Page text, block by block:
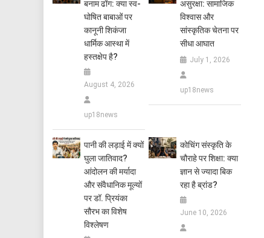
बनाम ढोंग: क्या स्व-
घोषित बाबाओं पर
कानूनी शिकंजा
धार्मिक आस्था में
हस्तक्षेप है?
August 4, 2026
up18news
असुरक्षा: सामाजिक
विश्वास और
सांस्कृतिक चेतना पर
सीधा आघात
July 1, 2026
up18news
पानी की लड़ाई में क्यों
घुला जातिवाद?
आंदोलन की मर्यादा
और संवैधानिक मूल्यों
पर डॉ. प्रियंका
सौरभ का विशेष
विश्लेषण
कोचिंग संस्कृति के
चौराहे पर शिक्षा: क्या
ज्ञान से ज्यादा बिक
रहा है ब्रांड?
June 10, 2026